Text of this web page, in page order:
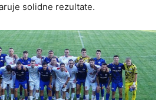
solidne rezultate.